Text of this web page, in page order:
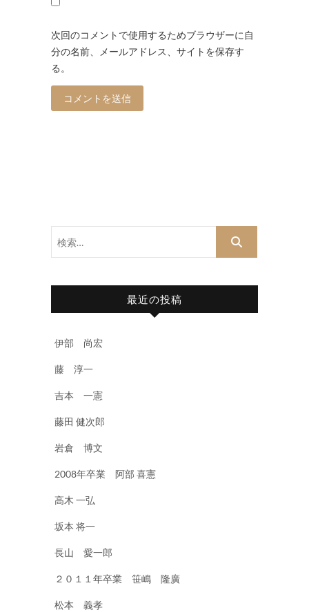
次回のコメントで使用するためブラウザーに自
分の名前、メールアドレス、サイトを保存す
る。
最近の投稿
伊部 尚宏
藤 淳一
吉本 一憲
藤田 健次郎
岩倉 博文
2008年卒業 阿部 喜憲
高木 一弘
坂本 将一
長山 愛一郎
２０１１年卒業 笹嶋 隆廣
松本 義孝